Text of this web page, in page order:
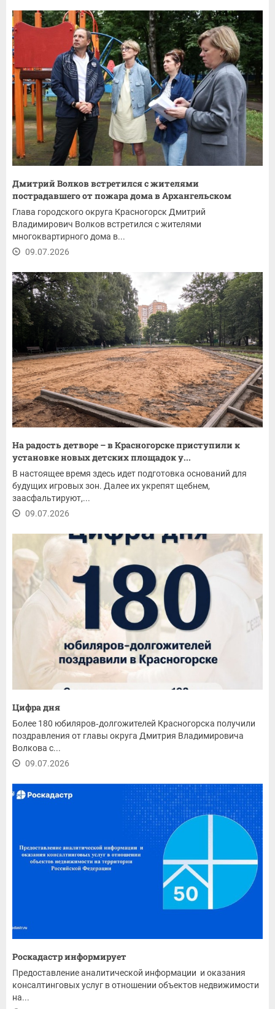
Дмитрий Волков встретился с жителями
пострадавшего от пожара дома в Архангельском
Глава городского округа Красногорск Дмитрий
Владимирович Волков встретился с жителями
многоквартирного дома в...
09.07.2026
На радость детворе – в Красногорске приступили к
установке новых детских площадок у...
В настоящее время здесь идет подготовка оснований для
будущих игровых зон. Далее их укрепят щебнем,
заасфальтируют,...
09.07.2026
Цифра дня
Более 180 юбиляров‑долгожителей Красногорска получили
поздравления от главы округа Дмитрия Владимировича
Волкова с...
09.07.2026
Роскадастр информирует
Предоставление аналитической информации и оказания
консалтинговых услуг в отношении объектов недвижимости
на...